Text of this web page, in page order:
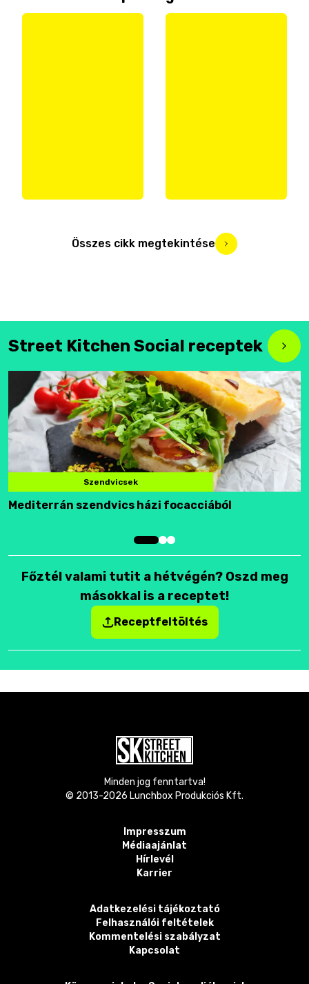
Összes cikk megtekintése
Street Kitchen Social receptek
Szendvicsek
Mediterrán szendvics házi focacciából
Főztél valami tutit a hétvégén? Oszd meg
másokkal is a receptet!
Receptfeltöltés
Minden jog fenntartva!
© 2013-2026 Lunchbox Produkciós Kft.
Impresszum
Médiaajánlat
Hírlevél
Karrier
Adatkezelési tájékoztató
Felhasználói feltételek
Kommentelési szabályzat
Kapcsolat